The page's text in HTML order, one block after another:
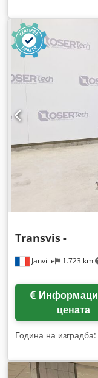
Janville 1.723 km
Transvis-
цената
Година на изградба: